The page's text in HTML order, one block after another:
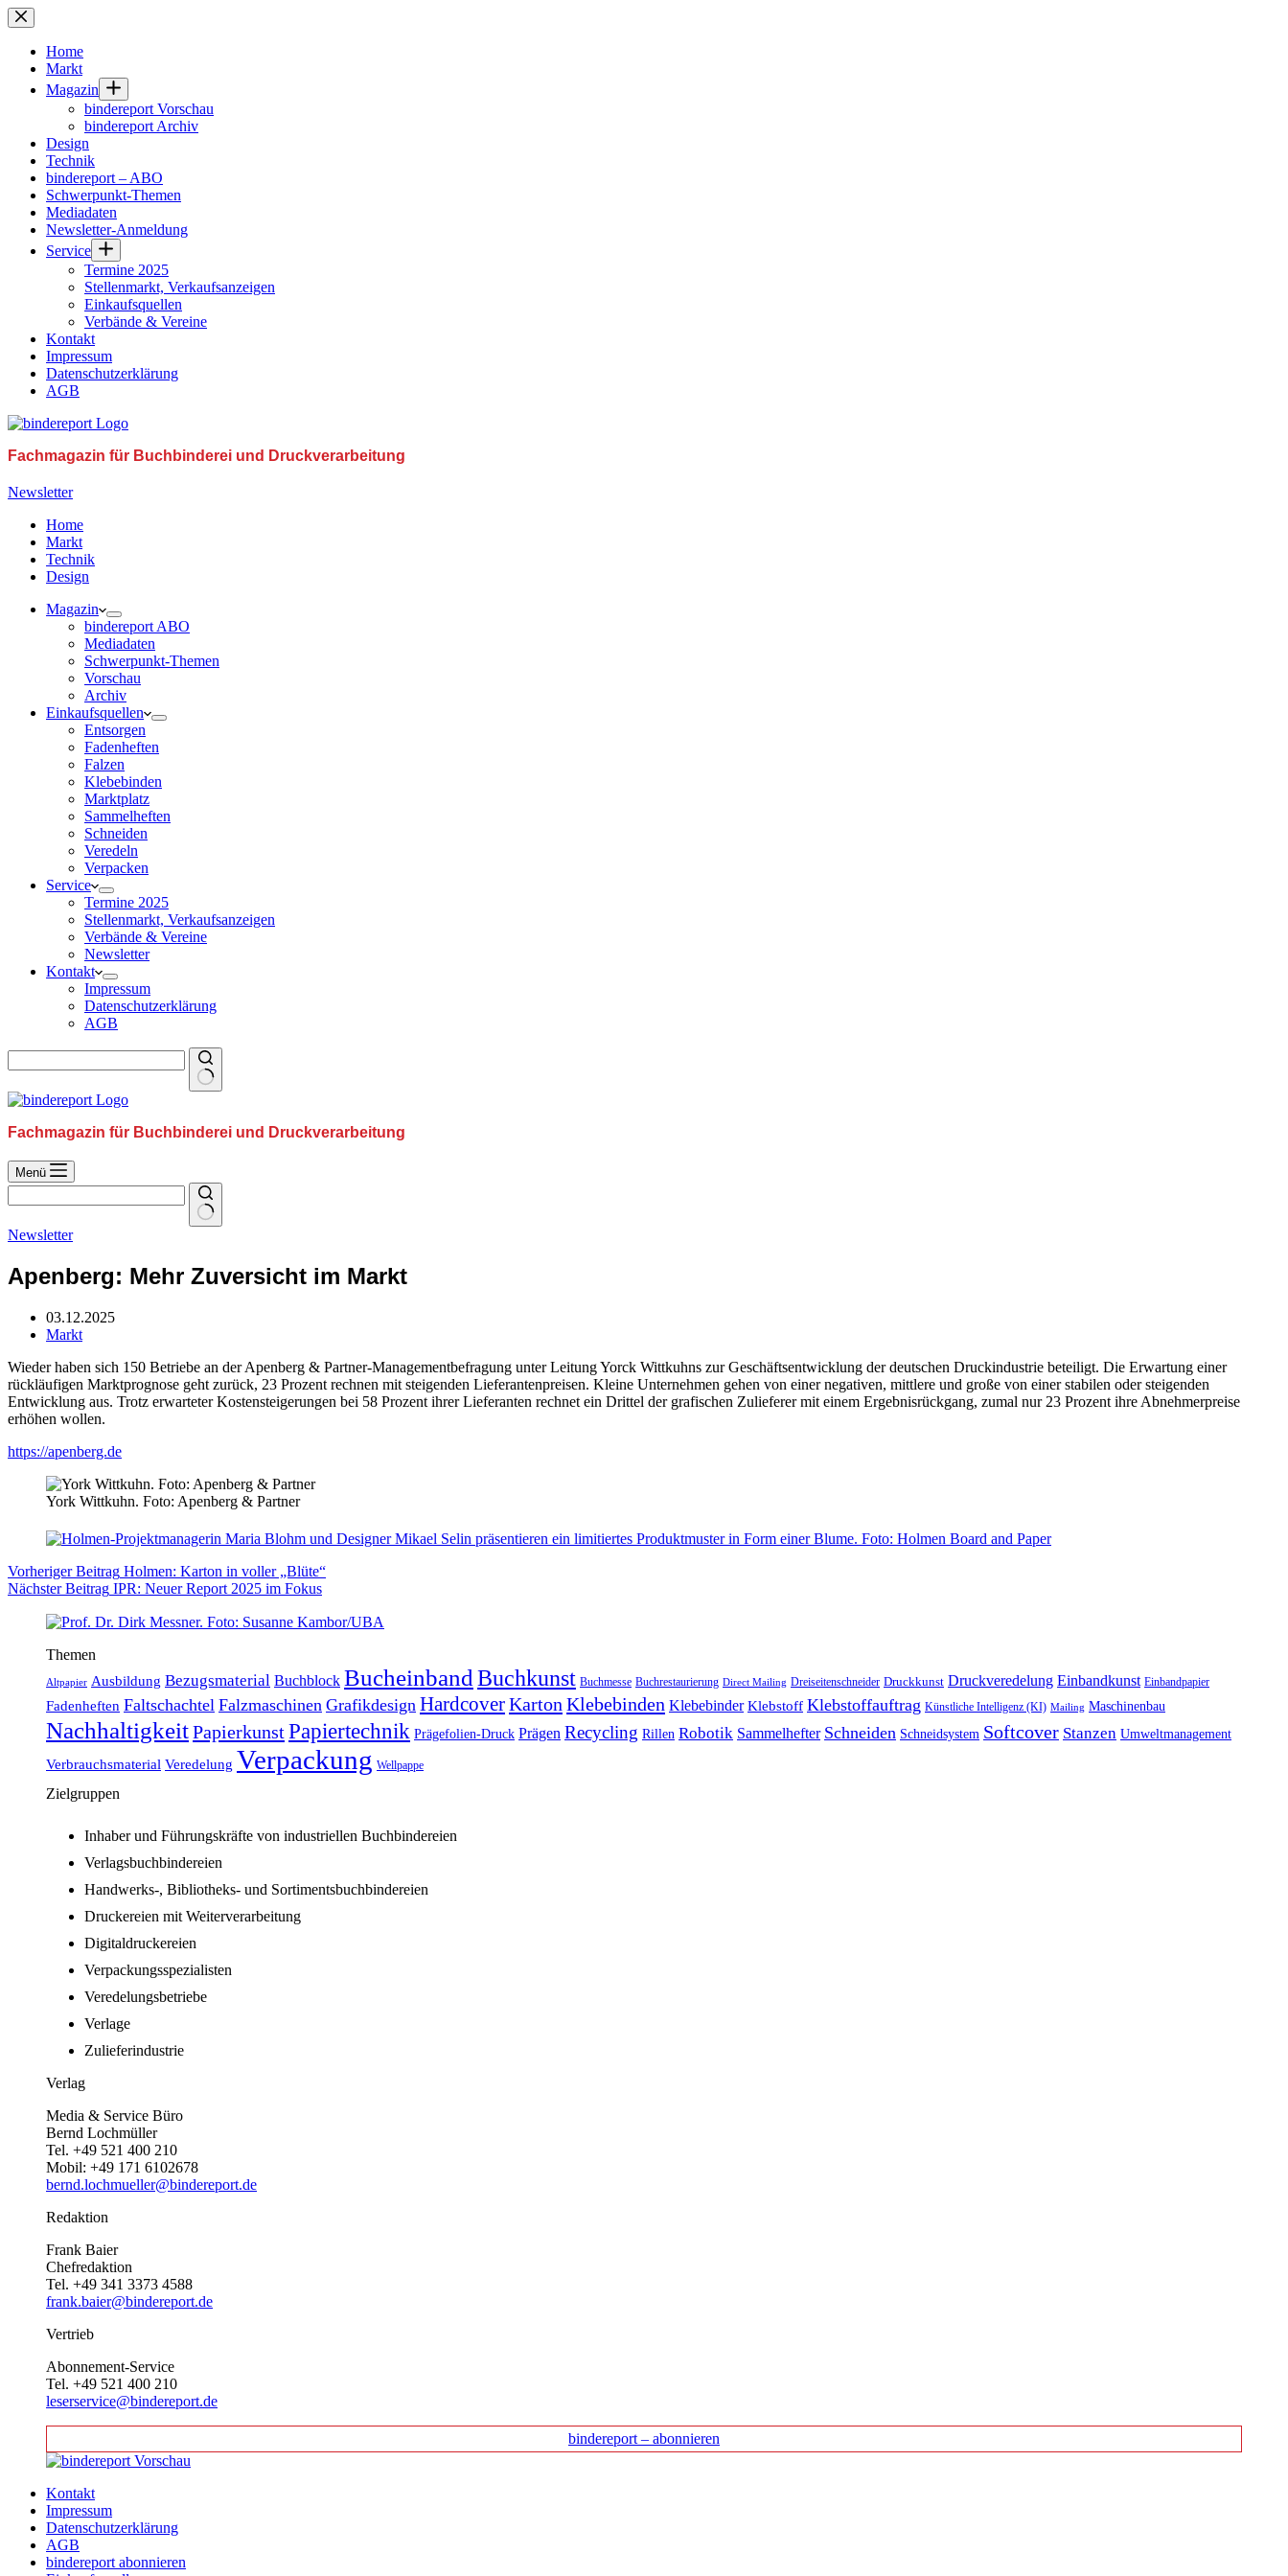
Zum
Inhalt
springenHome
Markt
Magazin
bindereport Vorschau
bindereport Archiv
Design
Technik
bindereport – ABO
Schwerpunkt-Themen
Mediadaten
Newsletter-Anmeldung
Service
Termine 2025
Stellenmarkt, Verkaufsanzeigen
Einkaufsquellen
Verbände & Vereine
Kontakt
Impressum
Datenschutzerklärung
AGB
Fachmagazin für Buchbinderei und Druckverarbeitung
Newsletter
Home
Markt
Technik
Design
Magazin
bindereport ABO
Mediadaten
Schwerpunkt-Themen
Vorschau
Archiv
Einkaufsquellen
Entsorgen
Fadenheften
Falzen
Klebebinden
Marktplatz
Sammelheften
Schneiden
Veredeln
Verpacken
Service
Termine 2025
Stellenmarkt, Verkaufsanzeigen
Verbände & Vereine
Newsletter
Kontakt
Impressum
Datenschutzerklärung
AGB
Fachmagazin für Buchbinderei und Druckverarbeitung
Menü
Newsletter
Apenberg: Mehr Zuversicht im Markt
03.12.2025
Markt
Wieder haben sich 150 Betriebe an der Apenberg & Partner-Managementbefragung unter Leitung Yorck Wittkuhns zur Geschäftsentwicklung der deutschen Druckindustrie beteiligt. Die Erwartung einer
rückläufigen Marktprognose geht zurück, 23 Prozent rechnen mit steigenden Lieferantenpreisen. Kleine Unternehmen gehen von einer negativen, mittlere und große von einer stabilen oder steigenden
Entwicklung aus. Trotz erwarteter Kostensteigerungen bei 58 Prozent ihrer Lieferanten rechnet ein Drittel der grafischen Zulieferer mit einem Ergebnisrückgang, zumal nur 23 Prozent ihre Abnehmerpreise
erhöhen wollen.
https://apenberg.de
York Wittkuhn. Foto: Apenberg & Partner
VorherigerBeitrag Holmen: Karton in voller „Blüte“
NächsterBeitrag IPR: Neuer Report 2025 im Fokus
Themen
Altpapier Ausbildung Bezugsmaterial Buchblock BucheinbandBuchkunst Buchmesse Buchrestaurierung Direct Mailing Dreiseitenschneider Druckkunst Druckveredelung Einbandkunst Einbandpapier
Fadenheften Faltschachtel Falzmaschinen Grafikdesign HardcoverKarton Klebebinden Klebebinder Klebstoff Klebstoffauftrag Künstliche Intelligenz (KI) Mailing Maschinenbau
NachhaltigkeitPapierkunstPapiertechnik Prägefolien-Druck Prägen Recycling Rillen Robotik Sammelhefter Schneiden Schneidsystem Softcover Stanzen Umweltmanagement
Verbrauchsmaterial Veredelung Verpackung Wellpappe
Zielgruppen
Inhaber und Führungskräfte von industriellen Buchbindereien
Verlagsbuchbindereien
Handwerks-, Bibliotheks- und Sortimentsbuchbindereien
Druckereien mit Weiterverarbeitung
Digitaldruckereien
Verpackungsspezialisten
Veredelungsbetriebe
Verlage
Zulieferindustrie
Verlag
Media & Service Büro
Bernd Lochmüller
Tel. +49 521 400 210
Mobil: +49 171 6102678
bernd.lochmueller@bindereport.de
Redaktion
Frank Baier
Chefredaktion
Tel. +49 341 3373 4588
frank.baier@bindereport.de
Vertrieb
Abonnement-Service
Tel. +49 521 400 210
leserservice@bindereport.de
bindereport – abonnieren
Kontakt
Impressum
Datenschutzerklärung
AGB
bindereport abonnieren